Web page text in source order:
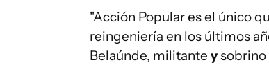
"Acción Popular es el único
reingeniería en los últimos
Belaúnde, militante ysobrino